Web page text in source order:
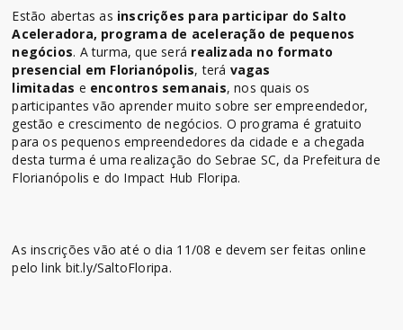
Estão abertas as inscrições para participar do Salto
Aceleradora, programa de aceleração de pequenos
negócios. A turma, que será realizada no formato
presencial em Florianópolis, terá vagas
limitadas e encontros semanais, nos quais os
participantes vão aprender muito sobre ser empreendedor,
gestão e crescimento de negócios. O programa é gratuito
para os pequenos empreendedores da cidade e a chegada
desta turma é uma realização do Sebrae SC, da Prefeitura de
Florianópolis e do Impact Hub Floripa.
As inscrições vão até o dia 11/08 e devem ser feitas online
pelo link bit.ly/SaltoFloripa.